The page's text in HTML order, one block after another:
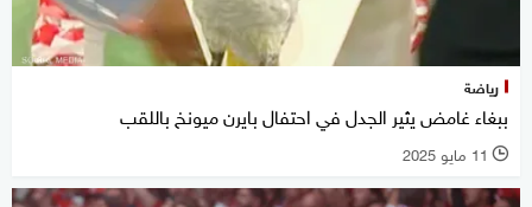
رياضة
ببغاء غامض يثير الجدل في احتفال بايرن ميونخ باللقب
l 11 مايو 2025